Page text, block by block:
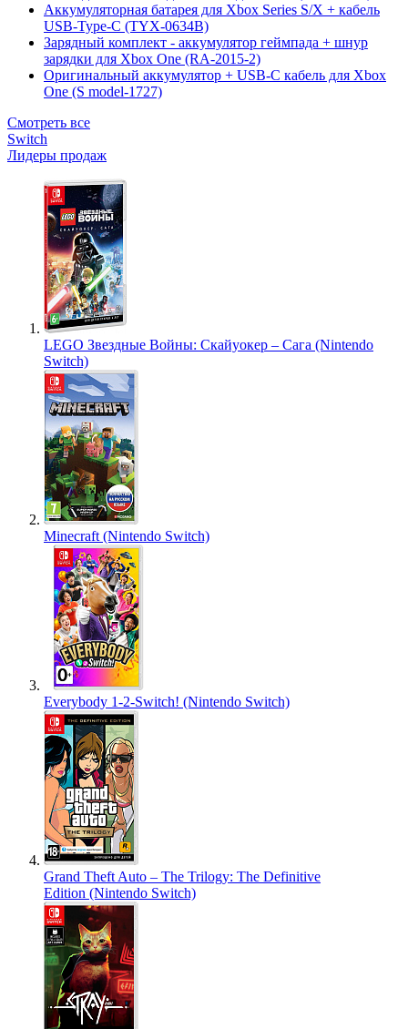
Аккумуляторная батарея для Xbox Series S/X + кабель
USB-Type-C (TYX-0634B)
Зарядный комплект - аккумулятор геймпада + шнур
зарядки для Xbox One (RA-2015-2)
Оригинальный аккумулятор + USB-C кабель для Xbox
One (S model-1727)
Смотреть все
Switch
Лидеры продаж
LEGO Звездные Войны: Скайуокер – Сага (Nintendo
Switch)
Minecraft (Nintendo Switch)
Everybody 1-2-Switch! (Nintendo Switch)
Grand Theft Auto – The Trilogy: The Definitive
Edition (Nintendo Switch)